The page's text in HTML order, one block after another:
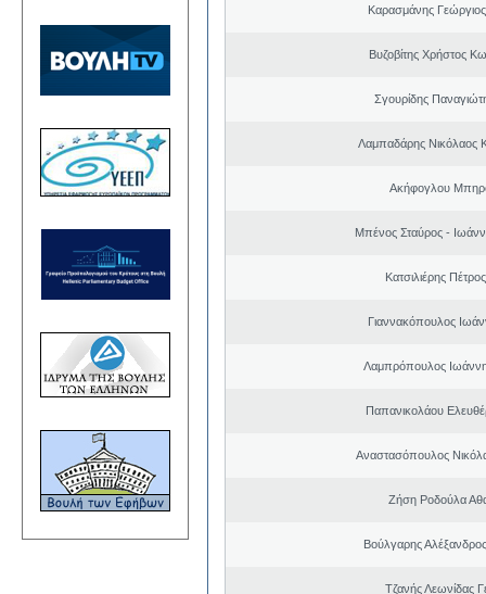
Καρασμάνης
Βυζοβίτης Χρήστος
Σγουρίδης
Λαμπαδάρης Νικόλαος
Ακήφογλου
Μπένος Σταύρος -
Κατσιλιέρης
Γιαννακόπουλος
Λαμπρόπουλος
Παπανικολάου
Αναστασόπουλος
Ζήση Ροδούλα
Βούλγαρης
Τζανής Λεωνίδας